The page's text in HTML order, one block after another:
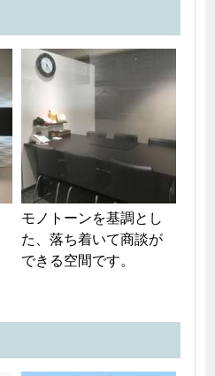
モノトーンを基調とし
た、落ち着いて商談が
できる空間です。